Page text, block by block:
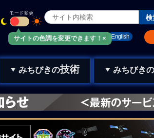
サイトの色調を変更できます！×
モード変更
English
お問い合わせ
みちびきメール
みちびきの技術 みちびきの